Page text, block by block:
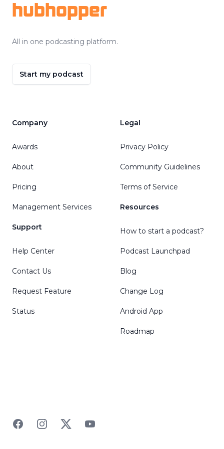
hubhopper
All in one podcasting platform.
Start my podcast
Company
Awards
About
Pricing
Management Services
Support
Help Center
Contact Us
Request Feature
Status
Legal
Privacy Policy
Community Guidelines
Terms of Service
Resources
How to start a podcast?
Podcast Launchpad
Blog
Change Log
Android App
Roadmap
FacebookInstagramTwitterYouTube